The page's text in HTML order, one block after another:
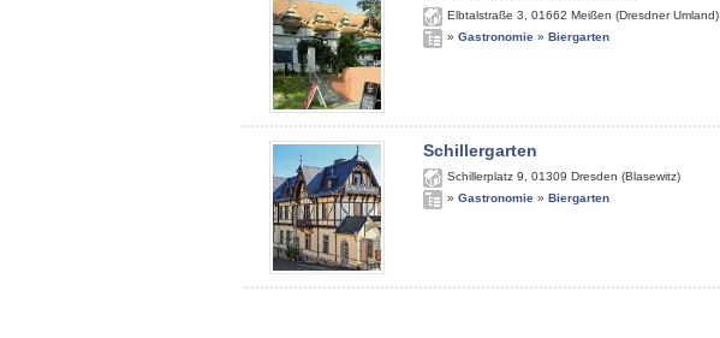
Elbtalstraße 3 01662 Meißen (Dresdner Umland)
» Gastronomie » Biergarten
Schillergarten
Schillerplatz 9 01309 Dresden (Blasewitz)
» Gastronomie » Biergarten